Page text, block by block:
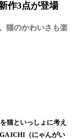
作3点が登場
猫のかわいさも楽
猫といっしょに考え
ICHI（にゃんがい